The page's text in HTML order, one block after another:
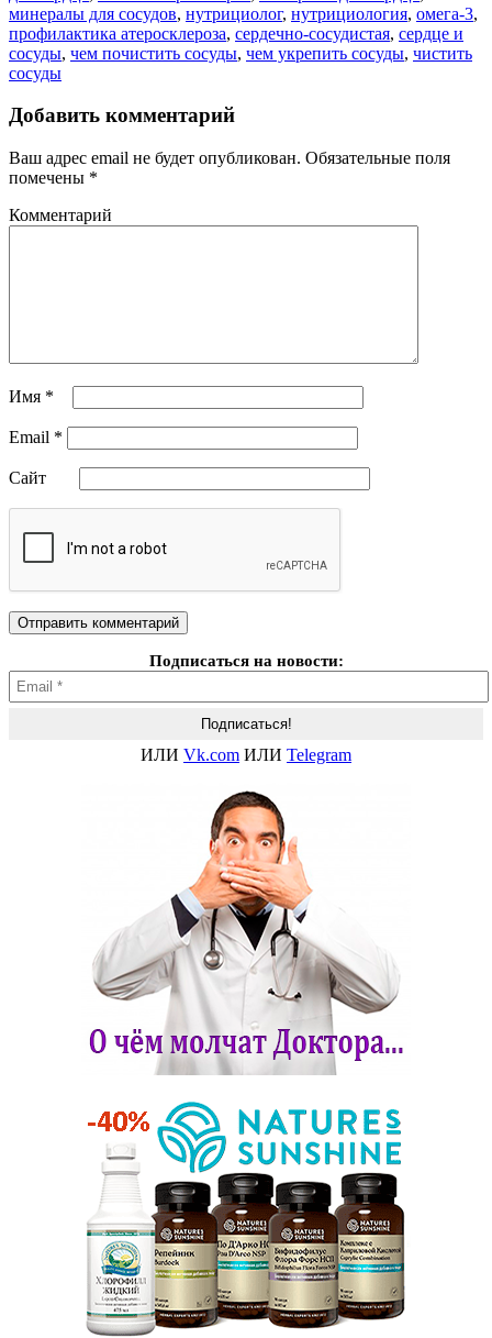
минералы для сосудов, нутрициолог, нутрициология, омега-3,
профилактика атеросклероза, сердечно-сосудистая, сердце и
сосуды, чем почистить сосуды, чем укрепить сосуды, чистить
сосуды
Добавить комментарий
Ваш адрес email не будет опубликован. Обязательные поля
помечены *
Комментарий
Имя *
Email *
Сайт
Подписаться на новости:
ИЛИ Vk.com ИЛИ Telegram